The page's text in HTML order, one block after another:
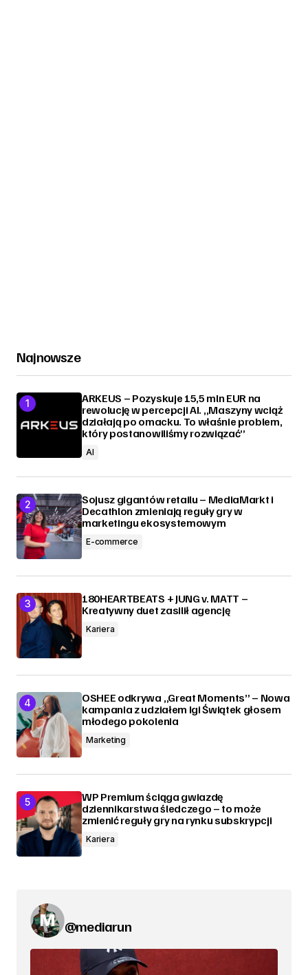
Najnowsze
ARKEUS – Pozyskuje 15,5 mln EUR na
rewolucję w percepcji AI. „Maszyny wciąż
działają po omacku. To właśnie problem,
który postanowiliśmy rozwiązać”
AI
Sojusz gigantów retailu – MediaMarkt i
Decathlon zmieniają reguły gry w
marketingu ekosystemowym
E-commerce
180HEARTBEATS + JUNG v. MATT –
Kreatywny duet zasilił agencję
Kariera
OSHEE odkrywa „Great Moments” – Nowa
kampania z udziałem Igi Świątek głosem
młodego pokolenia
Marketing
WP Premium ściąga gwiazdę
dziennikarstwa śledczego – to może
zmienić reguły gry na rynku subskrypcji
Kariera
@mediarun